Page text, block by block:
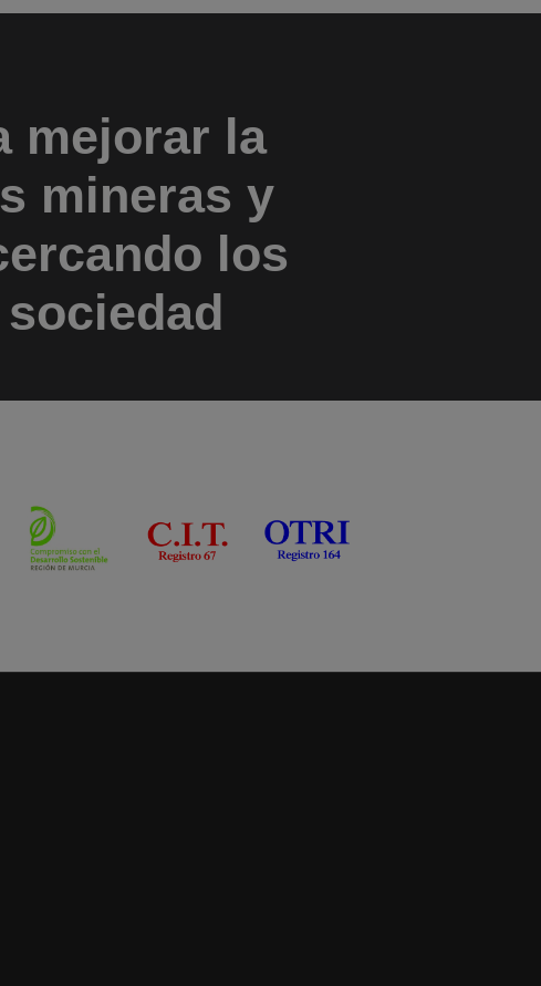
mejorar la
mineras y
los